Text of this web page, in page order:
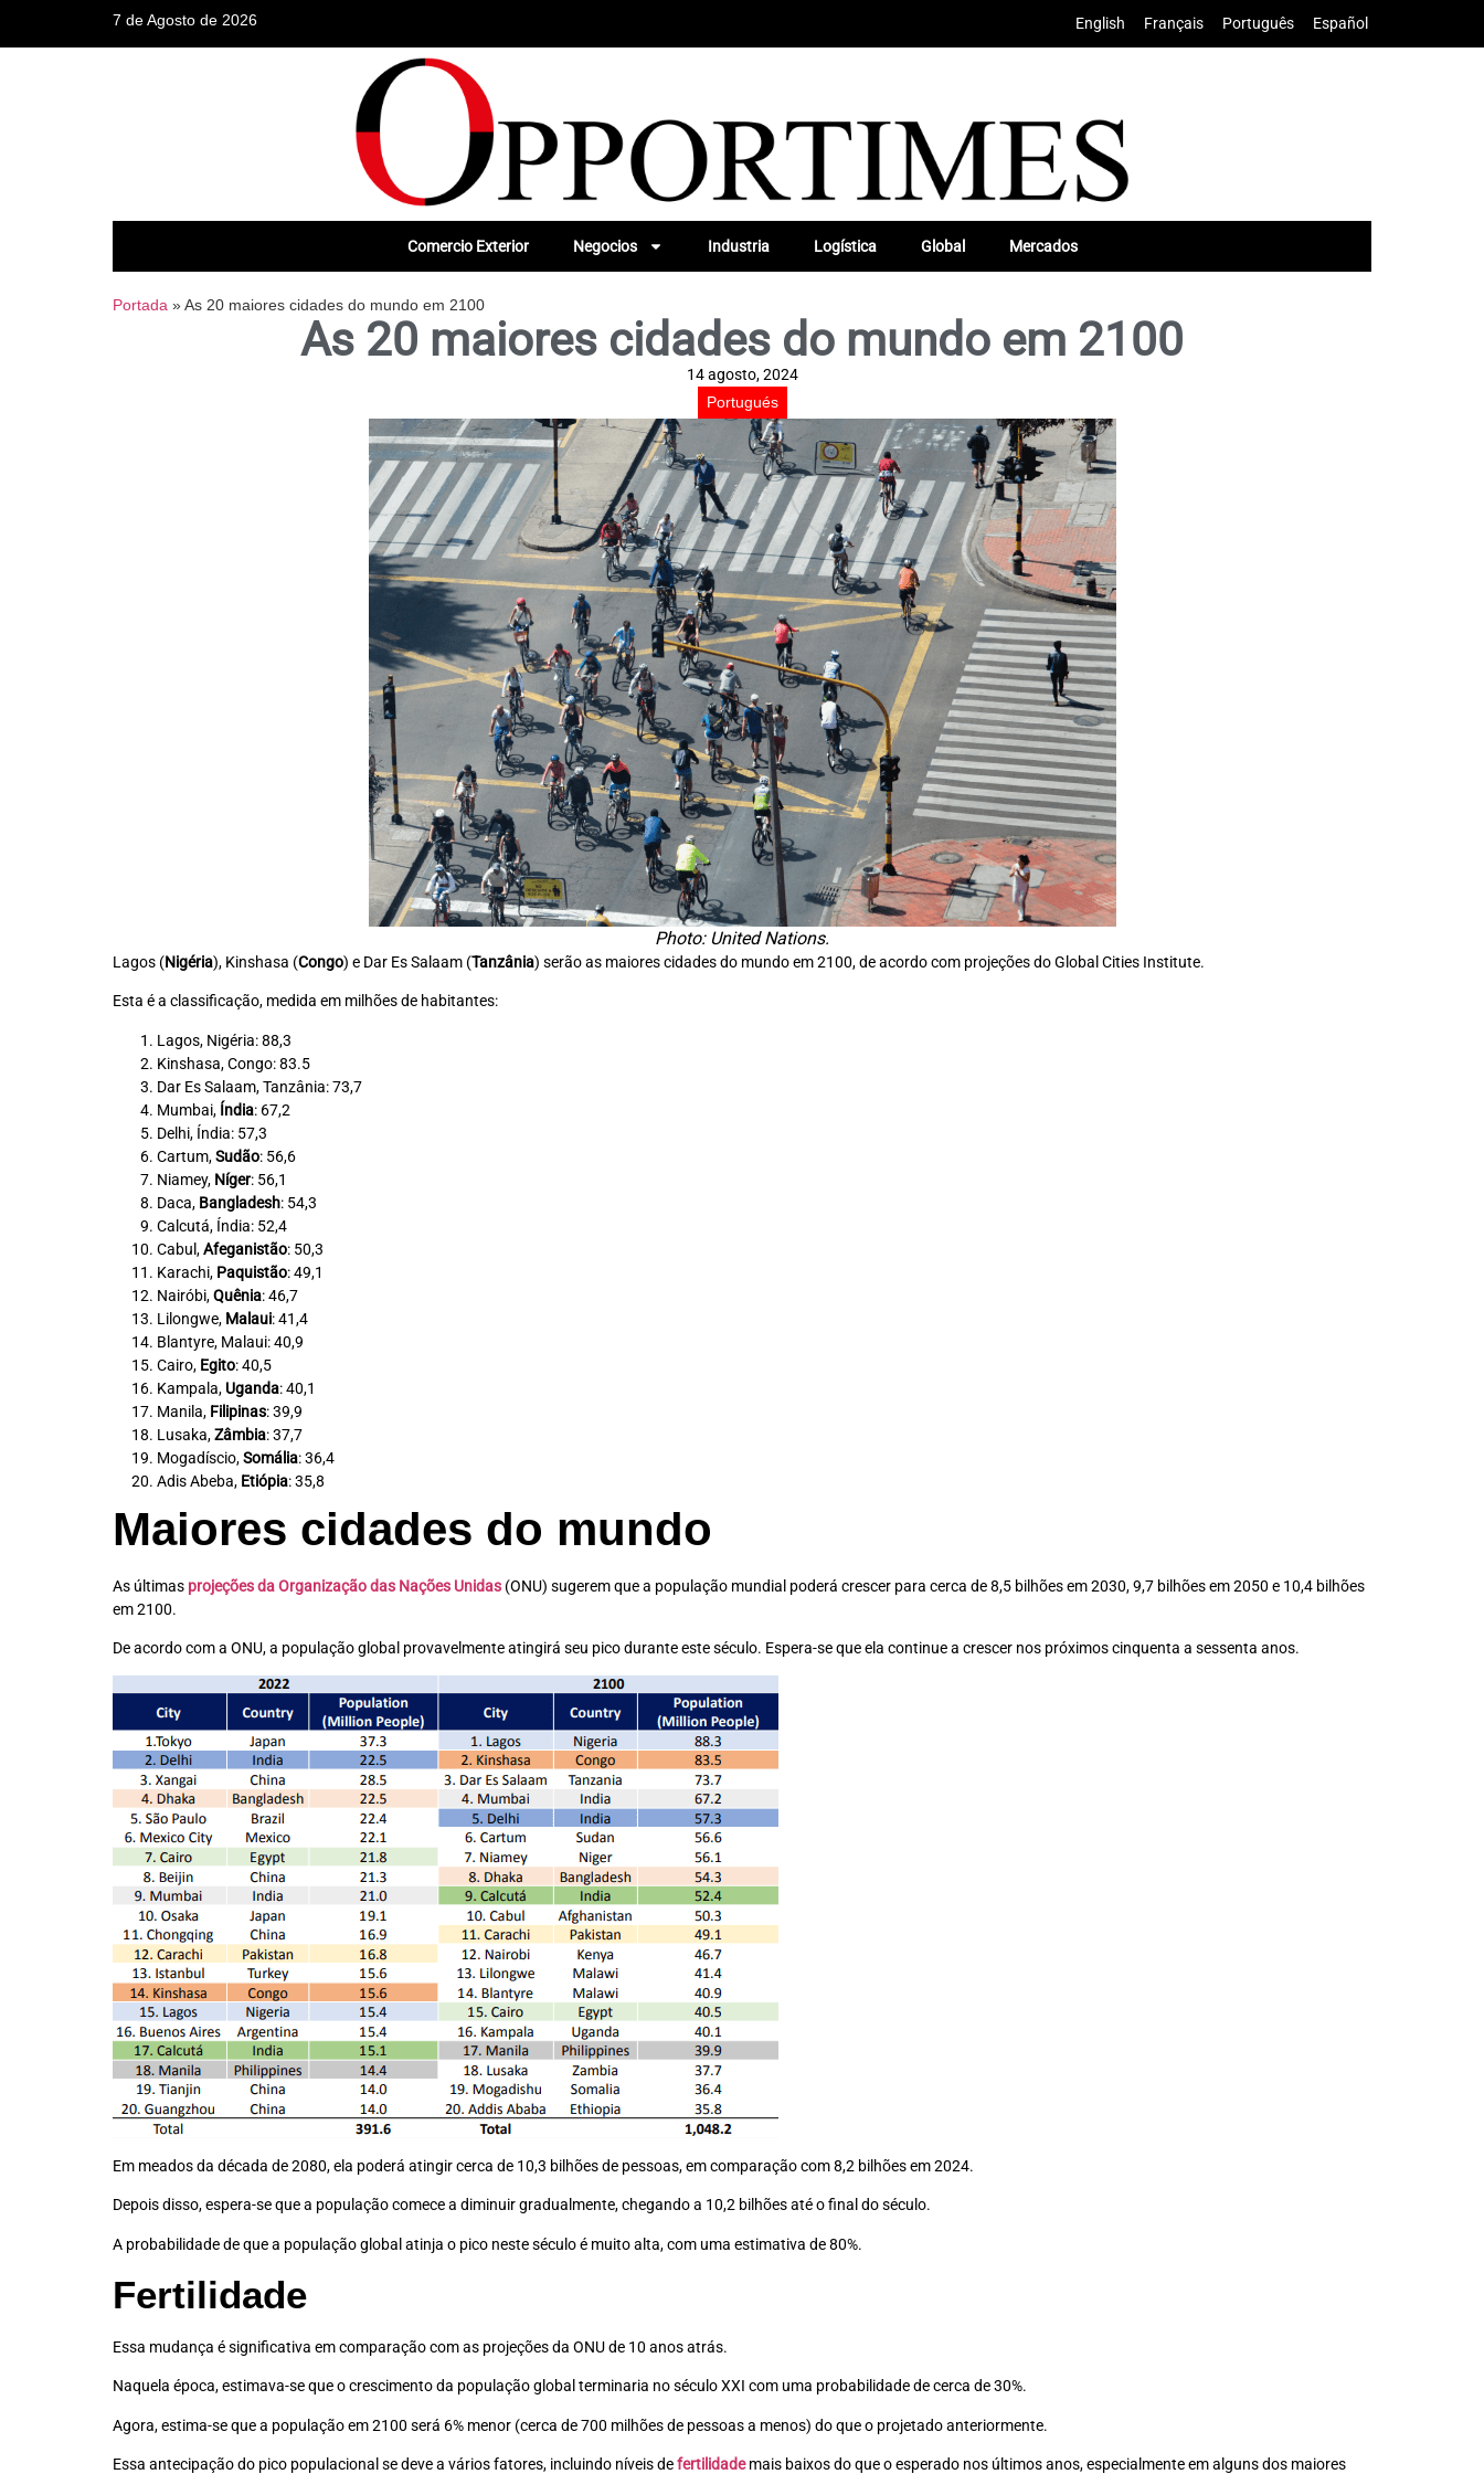
7 de Agosto de 2026 English Français Português Español
Comercio Exterior Negocios Industria Logística Global Mercados
Portada »As 20 maiores cidades do mundo em 2100
As 20 maiores cidades do mundo em 2100
14 agosto, 2024
Portugués
Photo: United Nations.
Lagos (Nigéria), Kinshasa (Congo) e Dar Es Salaam (Tanzânia) serão as maiores cidades do mundo em 2100, de acordo com projeções do Global Cities Institute.
Esta é a classificação, medida em milhões de habitantes:
Lagos, Nigéria: 88,3
Kinshasa, Congo: 83.5
Dar Es Salaam, Tanzânia: 73,7
Mumbai, Índia: 67,2
Delhi, Índia: 57,3
Cartum,Sudão: 56,6
Niamey, Níger: 56,1
Daca, Bangladesh: 54,3
Calcutá, Índia: 52,4
Cabul,Afeganistão: 50,3
Karachi, Paquistão: 49,1
Nairóbi,Quênia: 46,7
Lilongwe, Malaui: 41,4
Blantyre, Malaui: 40,9
Cairo, Egito: 40,5
Kampala, Uganda: 40,1
Manila, Filipinas: 39,9
Lusaka,Zâmbia: 37,7
Mogadíscio,Somália: 36,4
Adis Abeba, Etiópia: 35,8
Maiores cidades do mundo
As últimas projeções da Organização das Nações Unidas (ONU) sugerem que a população mundial poderá crescer para cerca de 8,5 bilhões em 2030, 9,7 bilhões em 2050 e 10,4 bilhões
em 2100.
De acordo com a ONU, a população global provavelmente atingirá seu pico durante este século. Espera-se que ela continue a crescer nos próximos cinquenta a sessenta anos.
Em meados da década de 2080, ela poderá atingir cerca de 10,3 bilhões de pessoas, em comparação com 8,2 bilhões em 2024.
Depois disso, espera-se que a população comece a diminuir gradualmente, chegando a 10,2 bilhões até o final do século.
A probabilidade de que a população global atinja o pico neste século é muito alta, com uma estimativa de 80%.
Fertilidade
Essa mudança é significativa em comparação com as projeções da ONU de 10 anos atrás.
Naquela época, estimava-se que o crescimento da população global terminaria no século XXI com uma probabilidade de cerca de 30%.
Agora, estima-se que a população em 2100 será 6% menor (cerca de 700 milhões de pessoas a menos) do que o projetado anteriormente.
Essa antecipação do pico populacional se deve a vários fatores, incluindo níveis defertilidade mais baixos do que o esperado nos últimos anos, especialmente em alguns dos maiores